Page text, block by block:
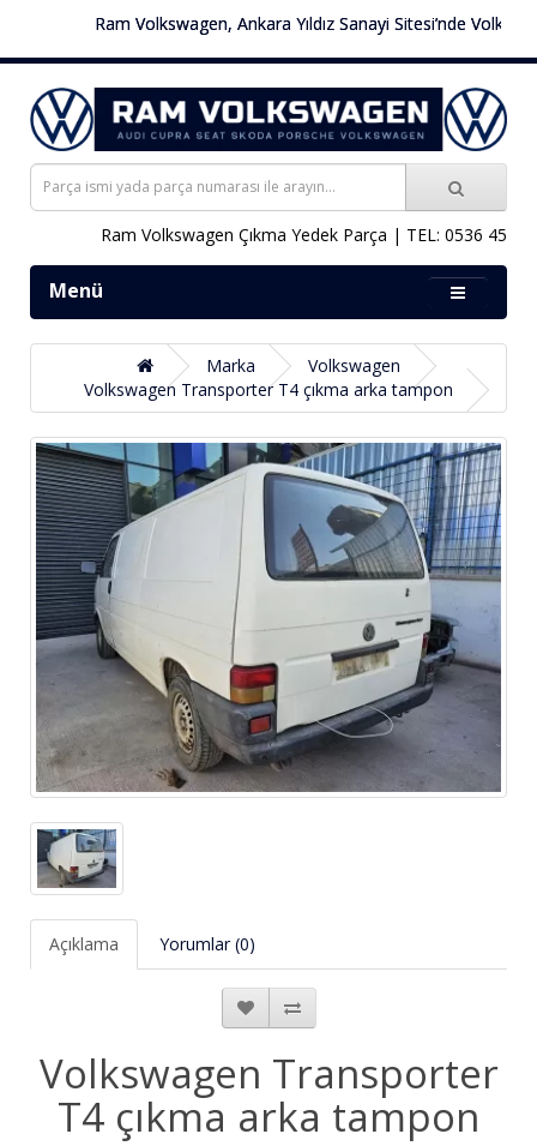
Ram Volkswagen, Ankara Yıldız Sanayi Sitesi’nde
Ram Volkswagen Çıkma Yedek Parça | TEL: 0536 451 78
Menü
Marka
Volkswagen
Volkswagen Transporter T4 çıkma arka tampon
Açıklama Yorumlar (0)
Volkswagen Transporter
T4 çıkma arka tampon